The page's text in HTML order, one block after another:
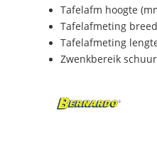
Tafelafm hoogte
Tafelafmeting
Tafelafmeting
Zwenkbereik